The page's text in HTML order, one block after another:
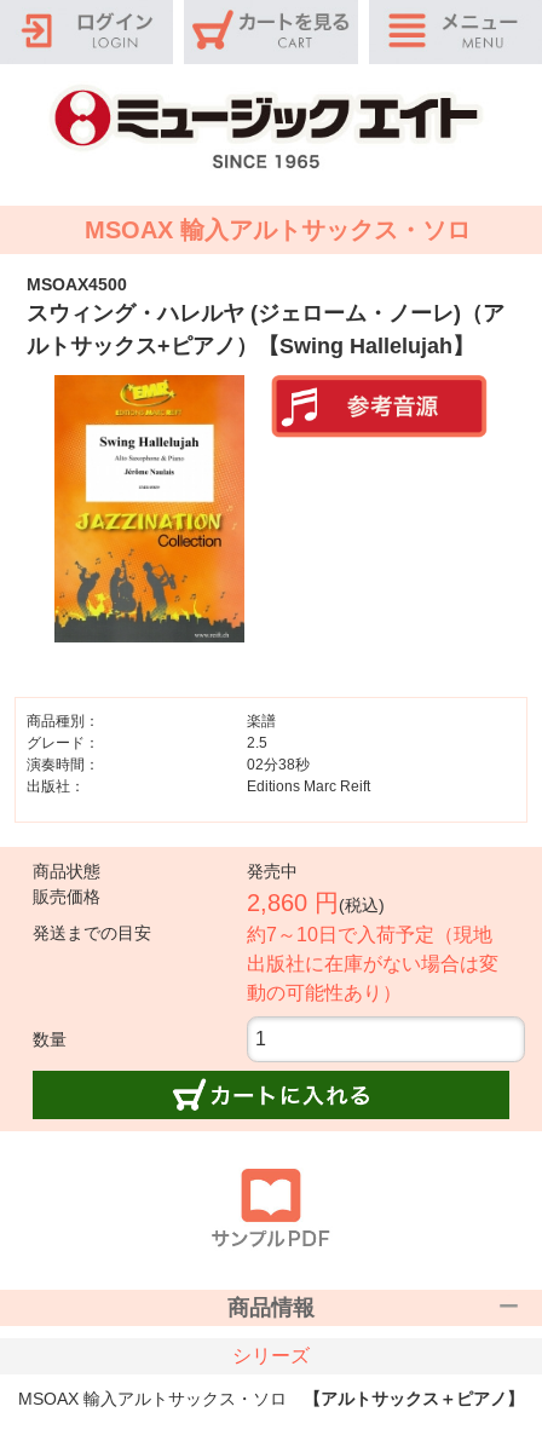
MSOAX 輸入アルトサックス・ソロ
MSOAX4500
スウィング・ハレルヤ (ジェローム・ノーレ)（ア
ルトサックス+ピアノ）【Swing Hallelujah】
商品種別：
楽譜
グレード：
2.5
演奏時間：
02分38秒
出版社：
Editions Marc Reift
商品状態
発売中
販売価格
2,860 円 (税込)
発送までの目安
約7～10日で入荷予定（現地
出版社に在庫がない場合は変
動の可能性あり）
数量
商品情報
シリーズ
MSOAX 輸入アルトサックス・ソロ 【アルトサックス＋ピアノ】